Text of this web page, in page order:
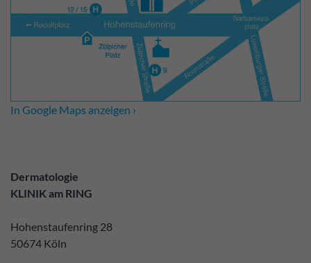
In Google Maps anzeigen ›
Dermatologie
KLINIK am RING
Hohenstaufenring 28
50674 Köln